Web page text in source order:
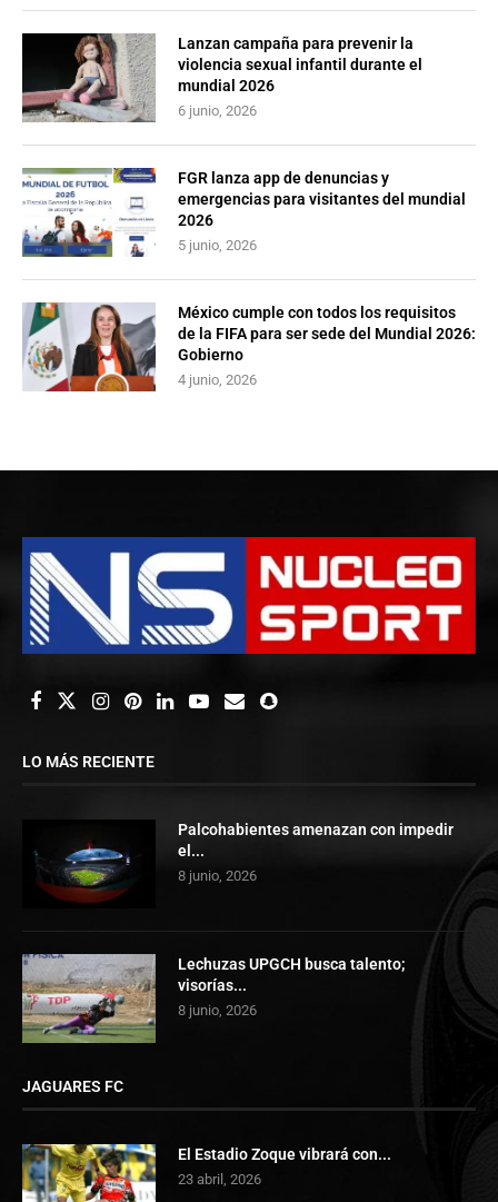
Lanzan campaña para prevenir la
violencia sexual infantil durante el
mundial 2026
6 junio, 2026
FGR lanza app de denuncias y
emergencias para visitantes del mundial
2026
5 junio, 2026
México cumple con todos los requisitos
de la FIFA para ser sede del Mundial 2026:
Gobierno
4 junio, 2026
LO MÁS RECIENTE
Palcohabientes amenazan con impedir
el...
8 junio, 2026
Lechuzas UPGCH busca talento;
visorías...
8 junio, 2026
JAGUARES FC
El Estadio Zoque vibrará con...
23 abril, 2026